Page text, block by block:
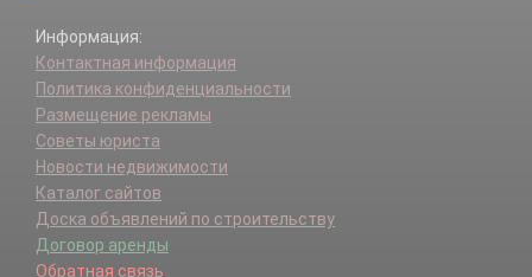
Информация:
Контактная информация
Политика конфиденциальности
Размещение рекламы
Советы юриста
Новости недвижимости
Каталог сайтов
Доска объявлений по строительству
Договор аренды
Обратная связь